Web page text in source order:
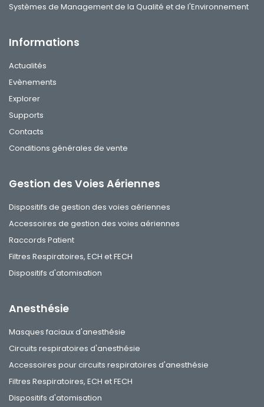
Systèmes de Management de la Qualité et de l'Environnement
Informations
Actualités
Evènements
Explorer
Supports
Contacts
Conditions générales de vente
Gestion des Voies Aériennes
Dispositifs de gestion des voies aériennes
Accessoires de gestion des voies aériennes
Raccords Patient
Filtres Respiratoires, ECH et FECH
Dispositifs d'atomisation
Anesthésie
Masques faciaux d'anesthésie
Circuits respiratoires d'anesthésie
Accessoires pour circuits respiratoires d'anesthésie
Filtres Respiratoires, ECH et FECH
Dispositifs d'atomisation